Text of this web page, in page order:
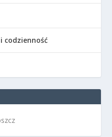
codzienność